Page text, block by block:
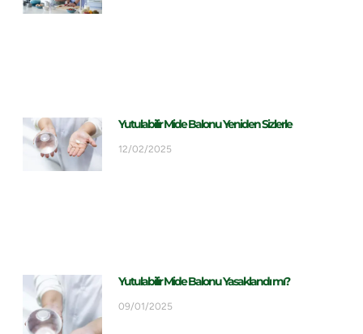
Yutulabilir Mide Balonu Yeniden Sizlerle
12/02/2025
Yutulabilir Mide Balonu Yasaklandı mı?
09/01/2025